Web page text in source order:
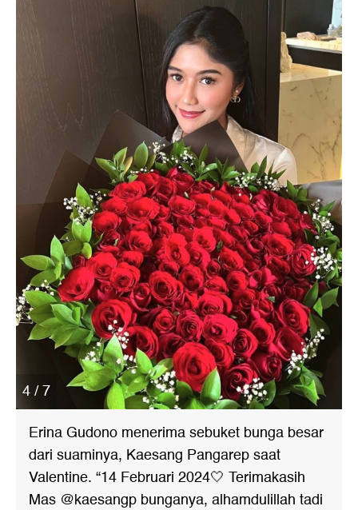
4 / 7
Erina Gudono menerima sebuket bunga besar
dari suaminya, Kaesang Pangarep saat
Valentine. “14 Februari 2024🤍 Terimakasih
Mas @kaesangp bunganya, alhamdulillah tadi